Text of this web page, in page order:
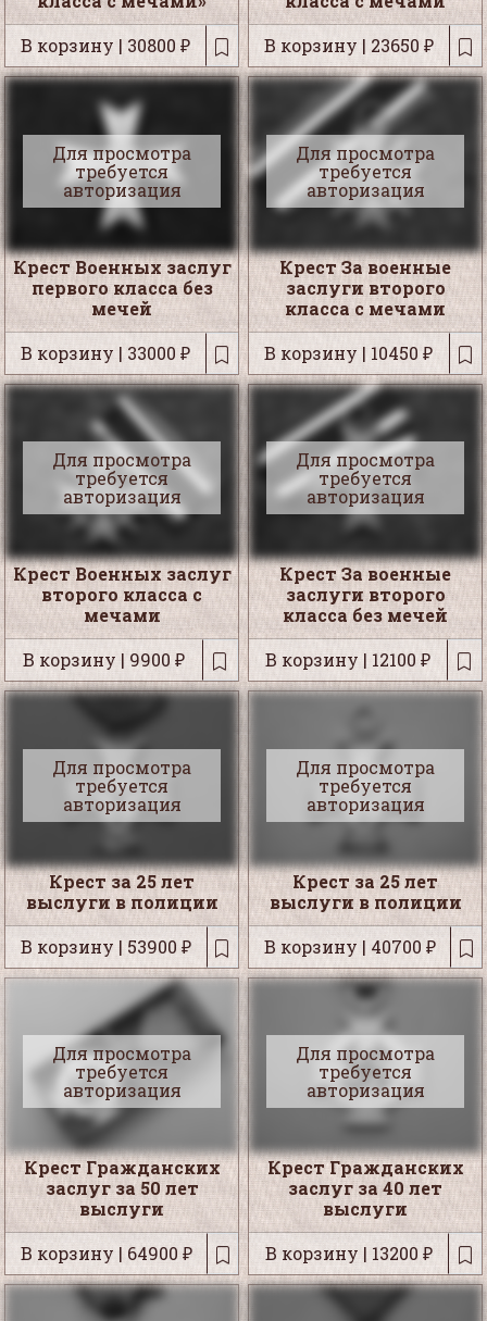
В корзину | 30800 ₽
В корзину | 23650 ₽
Для просмотра
требуется
авторизация
Крест Военных заслуг
первого класса без
мечей
В корзину | 33000 ₽
Для просмотра
требуется
авторизация
Крест За военные
заслуги второго
класса с мечами
В корзину | 10450 ₽
Для просмотра
требуется
авторизация
Крест Военных заслуг
второго класса с
мечами
В корзину | 9900 ₽
Для просмотра
требуется
авторизация
Крест За военные
заслуги второго
класса без мечей
В корзину | 12100 ₽
Для просмотра
требуется
авторизация
Крест за 25 лет
выслуги в полиции
В корзину | 53900 ₽
Для просмотра
требуется
авторизация
Крест за 25 лет
выслуги в полиции
В корзину | 40700 ₽
Для просмотра
требуется
авторизация
Крест Гражданских
заслуг за 50 лет
выслуги
В корзину | 64900 ₽
Для просмотра
требуется
авторизация
Крест Гражданских
заслуг за 40 лет
выслуги
В корзину | 13200 ₽